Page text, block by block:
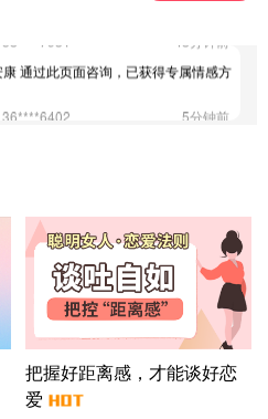
56分钟前
通过此页面咨询，已获得专属情感
12分钟前
锘 通过此页面咨询，已获得专属情感
把握好距离感，才能谈好恋
爱